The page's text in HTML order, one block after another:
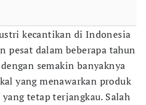
kecantikan di Indonesia
pesat dalam beberapa tahun
semakin banyaknya
yang menawarkan produk
tetap terjangkau. Salah